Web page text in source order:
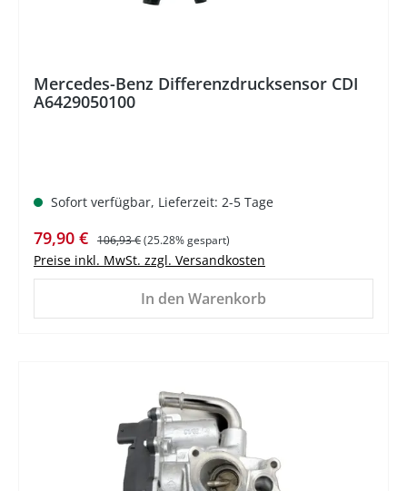
Mercedes-Benz Differenzdrucksensor CDI
A6429050100
Sofort verfügbar, Lieferzeit: 2-5 Tage
Verkaufspreis:
79,90 € Regulärer Preis:
106,93 €(25.28% gespart)
Preise inkl. MwSt. zzgl. Versandkosten
In den Warenkorb